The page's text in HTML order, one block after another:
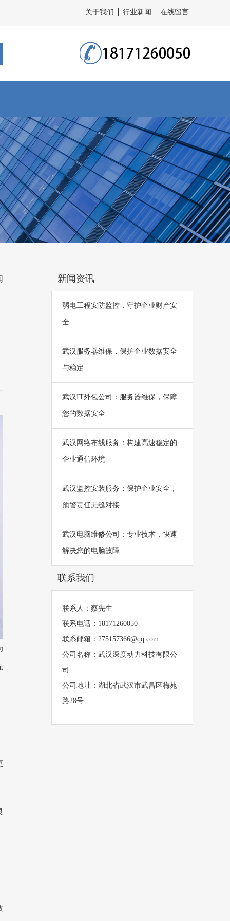
关于我们 行业新闻 在线留言
新闻资讯
弱电工程安防监控，守护企业财产安
全
武汉服务器维保，保护企业数据安全
与稳定
武汉IT外包公司：服务器维保，保障
您的数据安全
武汉网络布线服务：构建高速稳定的
企业通信环境
武汉监控安装服务：保护企业安全，
预警责任无缝对接
武汉电脑维修公司：专业技术，快速
解决您的电脑故障
联系我们
联系人：蔡先生
联系电话：18171260050
联系邮箱：275157366@qq.com
公司名称：武汉深度动力科技有限公
司
公司地址：湖北省武汉市武昌区梅苑
路28号